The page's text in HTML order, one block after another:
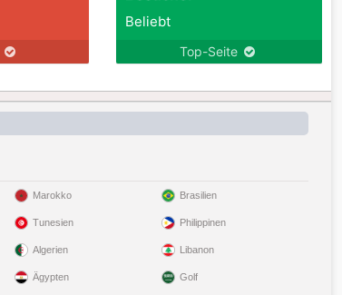
Beliebt
Top-Seite
Marokko
Tunesien
Algerien
Ägypten
Brasilien
Philippinen
Libanon
Golf